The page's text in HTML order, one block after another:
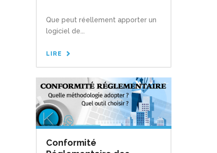
Que peut réellement apporter un
logiciel de...
LIRE
Conformité